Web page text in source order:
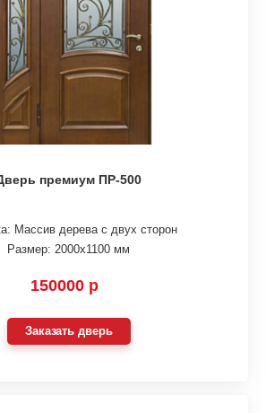
премиум ПР-500
Массив дерева с двух сторон
Размер: 2000х1100 мм
150000 р
Заказать дверь